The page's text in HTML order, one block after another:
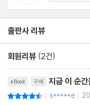
출판사 리뷰
회원리뷰 (2건)
eBook 구매 지금 이 순
| s*****e |